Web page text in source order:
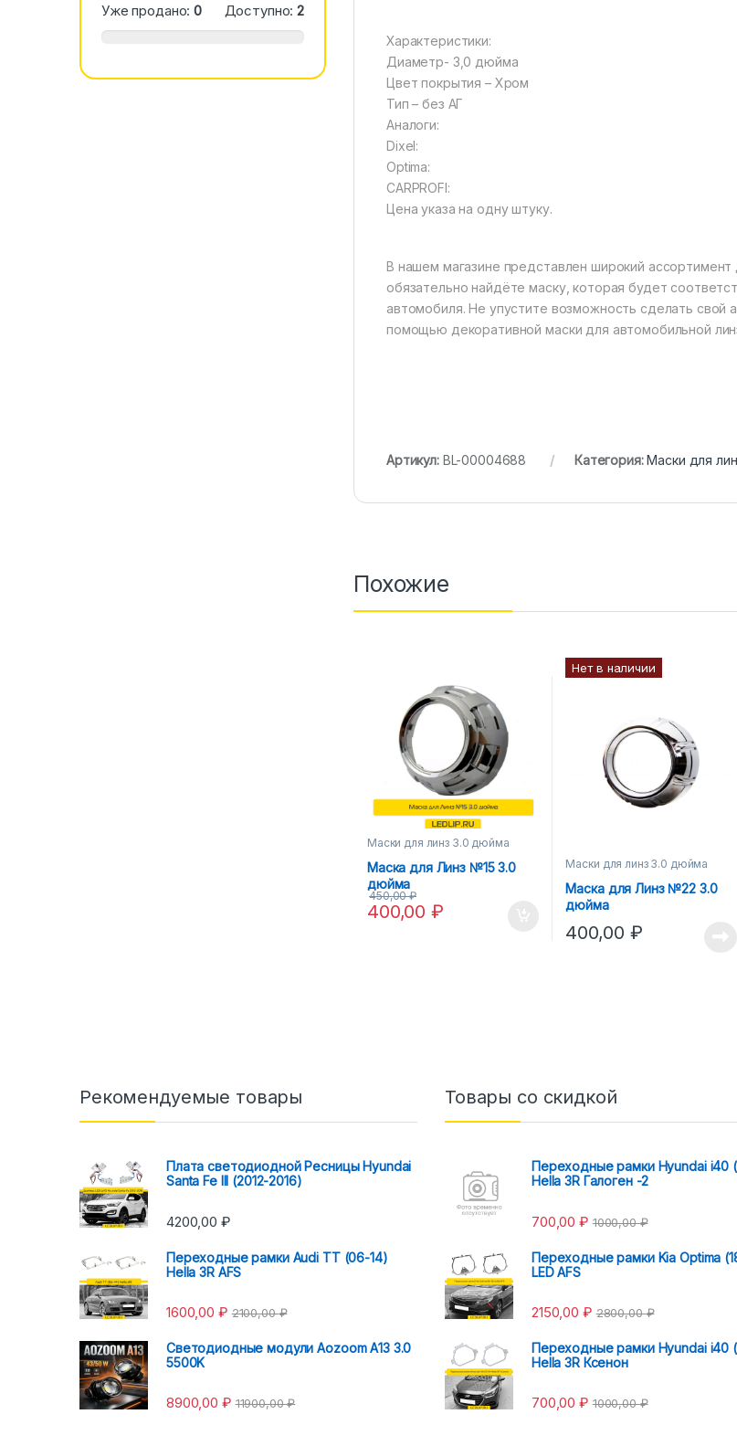
Характеристики:
Диаметр- 3,0 дюйма
Цвет покрытия – Хром
Тип – без АГ
Аналоги:
Dixel:
Optima:
CARPROFI:
Цена указа на одну штуку.
В нашем магазине представлен широкий
обязательно найдёте маску, которая будет
автомобиля. Не упустите возможность сделать
помощью декоративной маски для автомобильной
Артикул: BL-00004688 Категория:Маски для
Похожие
Маски для линз 3.0 дюйма
Маска для Линз №15 3.0
дюйма
400,00₽
450,00₽
Нет в наличии
Маски для линз 3.0 дюйма
Маска для Линз №22 3.0
дюйма
400,00 ₽
Уже продано:0 Доступно:2
Рекомендуемые товары
Плата светодиодной Ресницы Hyundai
Santa Fe III (2012-2016)
4200,00 ₽
Переходные рамки Audi TT (06-14)
Hella 3R AFS
1600,00 ₽ 2100,00₽
Светодиодные модули Aozoom A13 3.0
5500K
8900,00 ₽ 11900,00₽
Товары со скидкой
Переходные рамки Hyundai i40
Hella 3R Галоген -2
700,00₽ 1000,00₽
Переходные рамки Kia Optima
LED AFS
2150,00 ₽ 2800,00₽
Переходные рамки Hyundai i40
Hella 3R Ксенон
700,00₽ 1000,00₽